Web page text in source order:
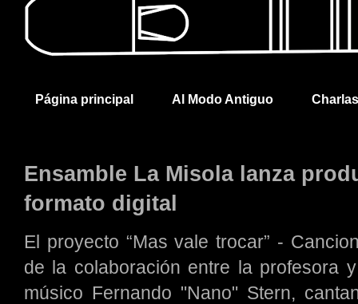
Página principal Al Modo Antiguo
Ensamble La Misola lanza
formato digital
El proyecto “Mas vale trocar” -
de la colaboración entre la profesora
músico Fernando "Nano" Stern,